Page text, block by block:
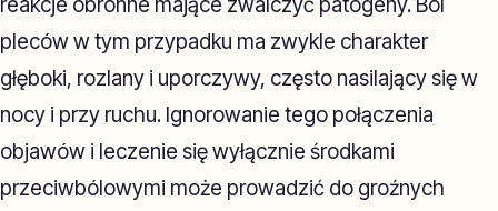
reakcje obronne mające zwalczyć patogeny. Ból
pleców w tym przypadku ma zwykle charakter
głęboki, rozlany i uporczywy, często nasilający się w
nocy i przy ruchu. Ignorowanie tego połączenia
objawów i leczenie się wyłącznie środkami
przeciwbólowymi może prowadzić do groźnych